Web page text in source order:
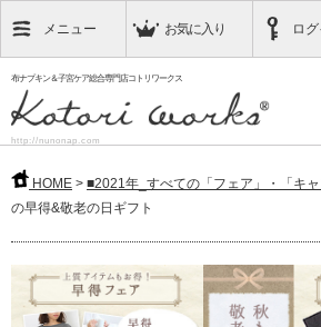
布ナプキン＆子宮ケア総合専門店コトリワークス
http://nunonap.com
メニュー お気に入り ロ
HOME > ■2021年_すべての「フェア」・「キ
の早得&敬老の日ギフト